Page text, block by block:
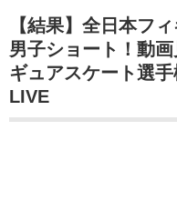
【結果】全日本フ
男子ショート！動
ギュアスケート選
LIVE